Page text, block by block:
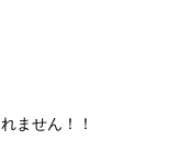
ません！！